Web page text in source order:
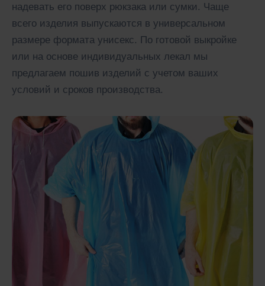
надевать его поверх рюкзака или сумки. Чаще
всего изделия выпускаются в универсальном
размере формата унисекс. По готовой выкройке
или на основе индивидуальных лекал мы
предлагаем пошив изделий с учетом ваших
условий и сроков производства.